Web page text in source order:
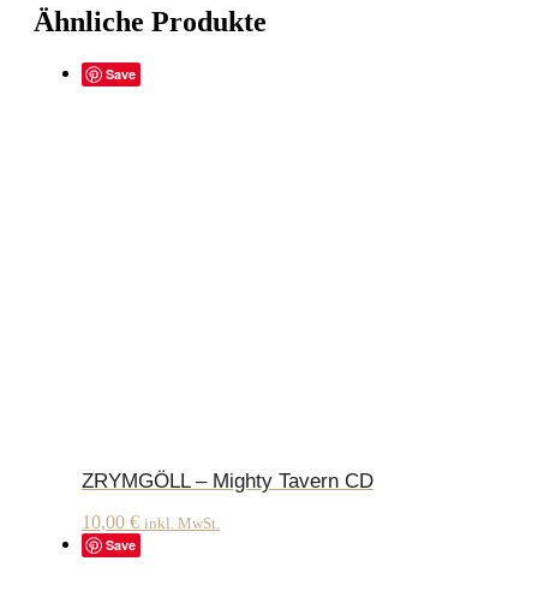
Ähnliche Produkte
Save
ZRYMGÖLL – Mighty Tavern CD
10,00 € inkl. MwSt.
Save